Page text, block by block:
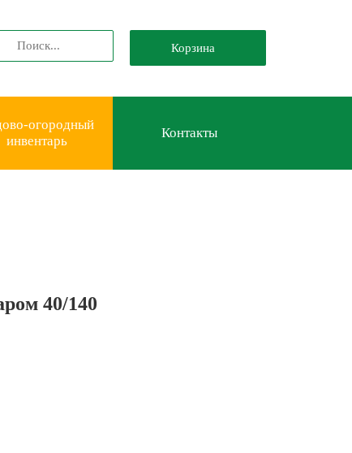
Корзина
огородный
инвентарь
Контакты
40/140